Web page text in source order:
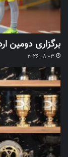
برگزاری دومین
2026-08-03